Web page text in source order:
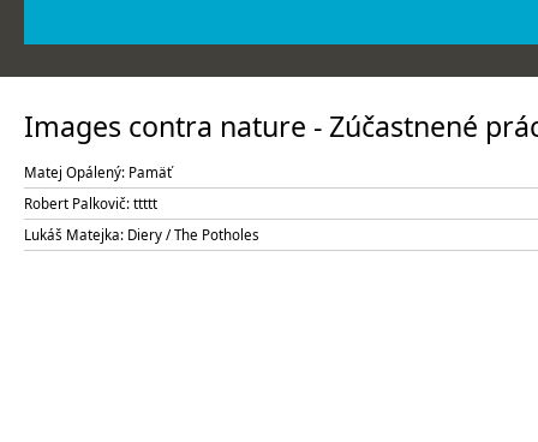
Images contra nature - Zúčastnené
Matej Opálený: Pamäť
Robert Palkovič: ttttt
Lukáš Matejka: Diery / The Potholes